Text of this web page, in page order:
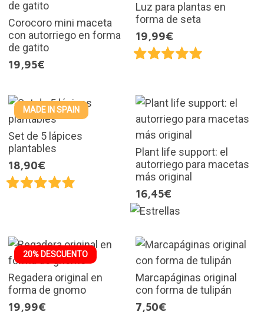
Corocoro mini maceta
con autorriego en forma
de gatito
19,95€
Luz para plantas en
forma de seta
19,99€
MADE IN SPAIN
Set de 5 lápices
plantables
18,90€
Plant life support: el
autorriego para macetas
más original
16,45€
20% DESCUENTO
Regadera original en
forma de gnomo
19,99€
Marcapáginas original
con forma de tulipán
7,50€